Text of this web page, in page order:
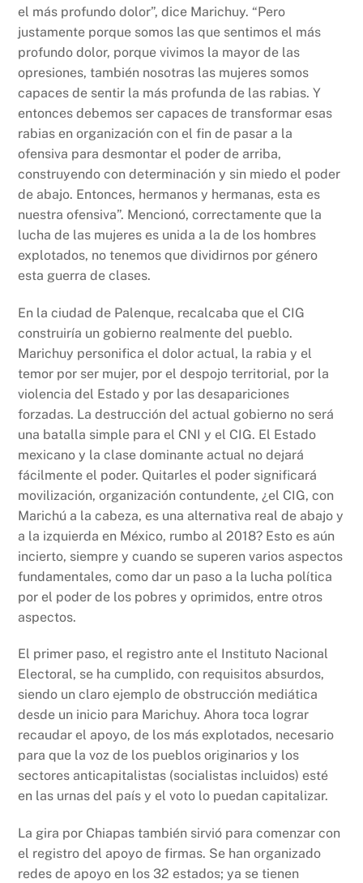
el más profundo dolor”, dice Marichuy. “Pero
justamente porque somos las que sentimos el más
profundo dolor, porque vivimos la mayor de las
opresiones, también nosotras las mujeres somos
capaces de sentir la más profunda de las rabias. Y
entonces debemos ser capaces de transformar esas
rabias en organización con el fin de pasar a la
ofensiva para desmontar el poder de arriba,
construyendo con determinación y sin miedo el poder
de abajo. Entonces, hermanos y hermanas, esta es
nuestra ofensiva”. Mencionó, correctamente que la
lucha de las mujeres es unida a la de los hombres
explotados, no tenemos que dividirnos por género
esta guerra de clases.
En la ciudad de Palenque, recalcaba que el CIG
construiría un gobierno realmente del pueblo.
Marichuy personifica el dolor actual, la rabia y el
temor por ser mujer, por el despojo territorial, por la
violencia del Estado y por las desapariciones
forzadas. La destrucción del actual gobierno no será
una batalla simple para el CNI y el CIG. El Estado
mexicano y la clase dominante actual no dejará
fácilmente el poder. Quitarles el poder significará
movilización, organización contundente, ¿el CIG, con
Marichú a la cabeza, es una alternativa real de abajo y
a la izquierda en México, rumbo al 2018? Esto es aún
incierto, siempre y cuando se superen varios aspectos
fundamentales, como dar un paso a la lucha política
por el poder de los pobres y oprimidos, entre otros
aspectos.
El primer paso, el registro ante el Instituto Nacional
Electoral, se ha cumplido, con requisitos absurdos,
siendo un claro ejemplo de obstrucción mediática
desde un inicio para Marichuy. Ahora toca lograr
recaudar el apoyo, de los más explotados, necesario
para que la voz de los pueblos originarios y los
sectores anticapitalistas (socialistas incluidos) esté
en las urnas del país y el voto lo puedan capitalizar.
La gira por Chiapas también sirvió para comenzar con
el registro del apoyo de firmas. Se han organizado
redes de apoyo en los 32 estados; ya se tienen